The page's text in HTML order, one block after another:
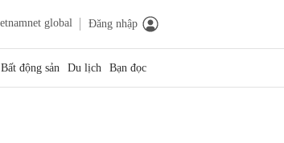
Đăng nhập
Bất động sản Du lịch Bạn đọc